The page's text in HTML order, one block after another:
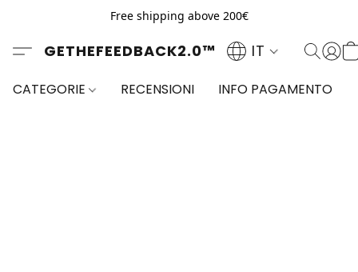
Free shipping above 200€
GETHEFEEDBACK2.0™ IT
CATEGORIE RECENSIONI INFO PAGAMENTO